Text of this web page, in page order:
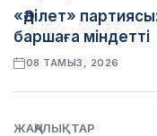
«Әділет»
баршаға міндетті
08 ТАМЫЗ, 2026
ЖАҢАЛЫҚТАР